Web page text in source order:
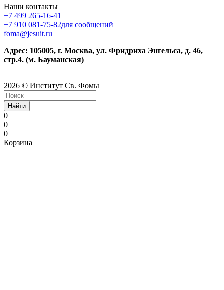
Наши контакты
+7 499 265-16-41
+7 910 081-75-82для сообщений
foma@jesuit.ru
Адрес: 105005, г. Москва, ул. Фридриха Энгельса, д. 46,
стр.4. (м. Бауманская)
2026 © Институт Св. Фомы
Найти
0
0
0
Корзина